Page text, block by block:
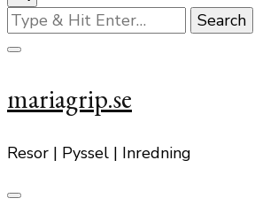
Looking
for
Something?
mariagrip.se
Resor | Pyssel | Inredning